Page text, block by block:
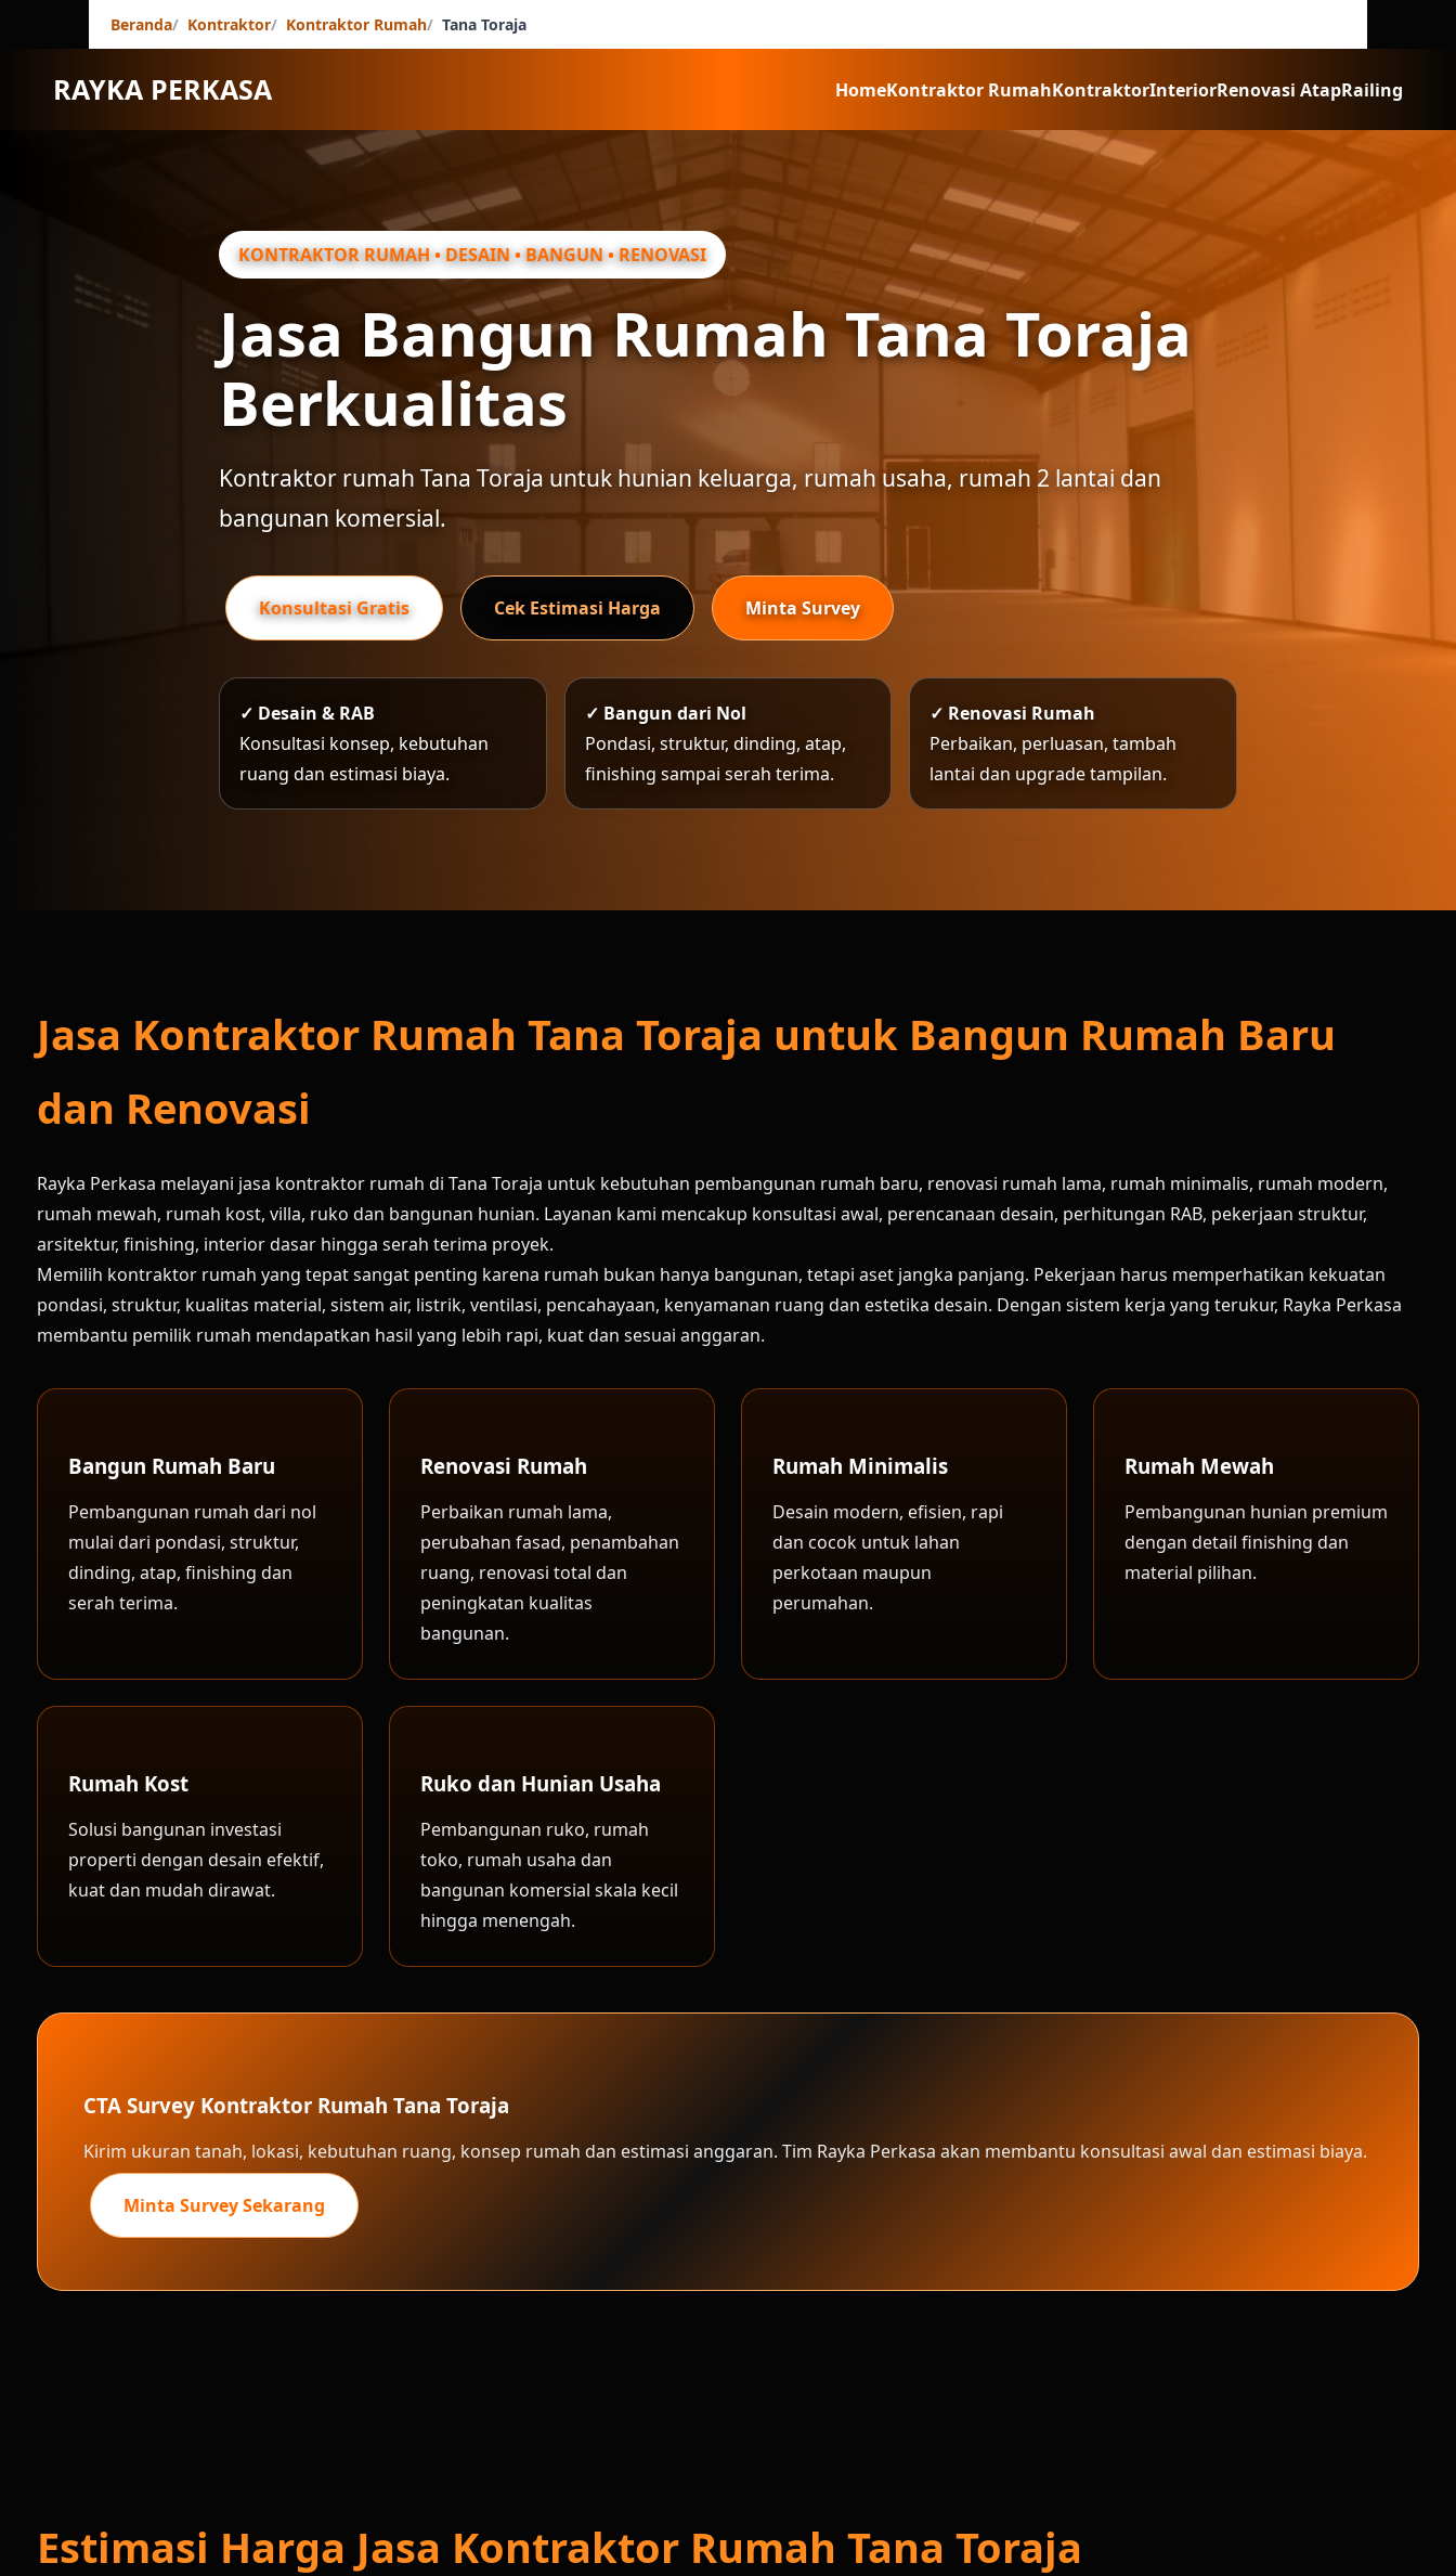
Beranda Kontraktor Kontraktor Rumah Tana Toraja
RAYKA PERKASA HomeKontraktor RumahKontraktorInteriorRenovasi AtapRailing
KONTRAKTOR RUMAH • DESAIN • BANGUN • RENOVASI
Jasa Bangun Rumah Tana Toraja
Berkualitas
Kontraktor rumah Tana Toraja untuk hunian keluarga, rumah usaha, rumah 2 lantai dan
bangunan komersial.
Konsultasi Gratis Cek Estimasi Harga Minta Survey
✓ Desain & RAB
Konsultasi konsep, kebutuhan
ruang dan estimasi biaya.
✓ Bangun dari Nol
Pondasi, struktur, dinding, atap,
finishing sampai serah terima.
✓ Renovasi Rumah
Perbaikan, perluasan, tambah
lantai dan upgrade tampilan.
Jasa Kontraktor Rumah Tana Toraja untuk Bangun Rumah Baru
dan Renovasi
Rayka Perkasa melayani jasa kontraktor rumah di Tana Toraja untuk kebutuhan pembangunan rumah baru, renovasi rumah lama, rumah minimalis, rumah modern,
rumah mewah, rumah kost, villa, ruko dan bangunan hunian. Layanan kami mencakup konsultasi awal, perencanaan desain, perhitungan RAB, pekerjaan struktur,
arsitektur, finishing, interior dasar hingga serah terima proyek.
Memilih kontraktor rumah yang tepat sangat penting karena rumah bukan hanya bangunan, tetapi aset jangka panjang. Pekerjaan harus memperhatikan kekuatan
pondasi, struktur, kualitas material, sistem air, listrik, ventilasi, pencahayaan, kenyamanan ruang dan estetika desain. Dengan sistem kerja yang terukur, Rayka Perkasa
membantu pemilik rumah mendapatkan hasil yang lebih rapi, kuat dan sesuai anggaran.
Bangun Rumah Baru
Pembangunan rumah dari nol
mulai dari pondasi, struktur,
dinding, atap, finishing dan
serah terima.
Renovasi Rumah
Perbaikan rumah lama,
perubahan fasad, penambahan
ruang, renovasi total dan
peningkatan kualitas
bangunan.
Rumah Minimalis
Desain modern, efisien, rapi
dan cocok untuk lahan
perkotaan maupun
perumahan.
Rumah Mewah
Pembangunan hunian premium
dengan detail finishing dan
material pilihan.
Rumah Kost
Solusi bangunan investasi
properti dengan desain efektif,
kuat dan mudah dirawat.
Ruko dan Hunian Usaha
Pembangunan ruko, rumah
toko, rumah usaha dan
bangunan komersial skala kecil
hingga menengah.
CTA Survey Kontraktor Rumah Tana Toraja
Kirim ukuran tanah, lokasi, kebutuhan ruang, konsep rumah dan estimasi anggaran. Tim Rayka Perkasa akan membantu konsultasi awal dan estimasi biaya.
Minta Survey Sekarang
Estimasi Harga Jasa Kontraktor Rumah Tana Toraja